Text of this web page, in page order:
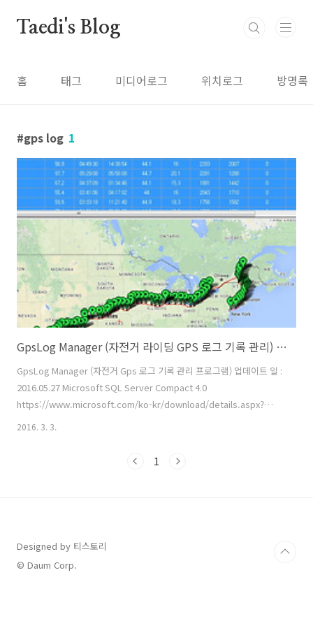
Taedi's Blog
홈 태그 미디어로그 위치로그 방명록
gps log 1
GpsLog Manager (자전거 라이딩 GPS 로그 기록 관리) 배포
GpsLog Manager (자전거 Gps 로그 기록 관리 프로그램) 업데이트 일 :
2016.05.27 Microsoft SQL Server Compact 4.0
https://www.microsoft.com/ko-kr/download/details.aspx?
id=17876 프로그램의 DB를 돌아갈 수 있게 하는 프로그램입니다. 파일
일이 들어 있습니다. Bikegpx.sdf : 자전거 라이딩 기록을 저장하는 DB
2016. 3. 3.
1
Designed by 티스토리
© Daum Corp.